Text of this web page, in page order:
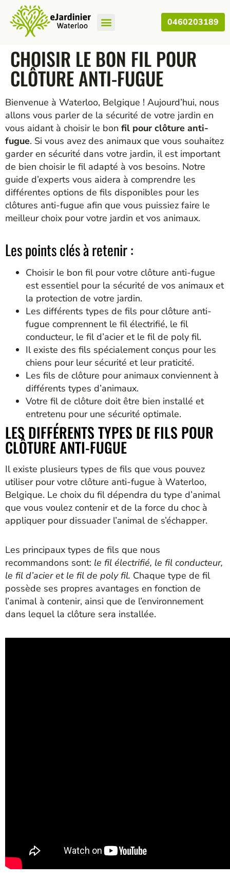
0460203189
CHOISIR LE BON FIL POUR
CLÔTURE ANTI-FUGUE
Bienvenue à Waterloo, Belgique ! Aujourd’hui, nous
allons vous parler de la sécurité de votre jardin en
vous aidant à choisir le bon fil pour clôture anti-
fugue. Si vous avez des animaux que vous souhaitez
garder en sécurité dans votre jardin, il est important
de bien choisir le fil adapté à vos besoins. Notre
guide d’experts vous aidera à comprendre les
différentes options de fils disponibles pour les
clôtures anti-fugue afin que vous puissiez faire le
meilleur choix pour votre jardin et vos animaux.
Les points clés à retenir :
Choisir le bon fil pour votre clôture anti-fugue
est essentiel pour la sécurité de vos animaux et
la protection de votre jardin.
Les différents types de fils pour clôture anti-
fugue comprennent le fil électrifié, le fil
conducteur, le fil d’acier et le fil de poly fil.
Il existe des fils spécialement conçus pour les
chiens pour leur sécurité et leur praticité.
Les fils de clôture pour animaux conviennent à
différents types d’animaux.
Votre fil de clôture doit être bien installé et
entretenu pour une sécurité optimale.
LES DIFFÉRENTS TYPES DE FILS POUR
CLÔTURE ANTI-FUGUE
Il existe plusieurs types de fils que vous pouvez
utiliser pour votre clôture anti-fugue à Waterloo,
Belgique. Le choix du fil dépendra du type d’animal
que vous voulez contenir et de la force du choc à
appliquer pour dissuader l’animal de s’échapper.
Les principaux types de fils que nous
recommandons sont: le fil électrifié, le fil conducteur,
le fil d’acier et le fil de poly fil. Chaque type de fil
possède ses propres avantages en fonction de
l’animal à contenir, ainsi que de l’environnement
dans lequel la clôture sera installée.